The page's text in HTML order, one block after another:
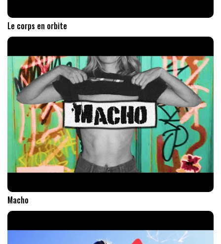
Le corps en orbite
Macho